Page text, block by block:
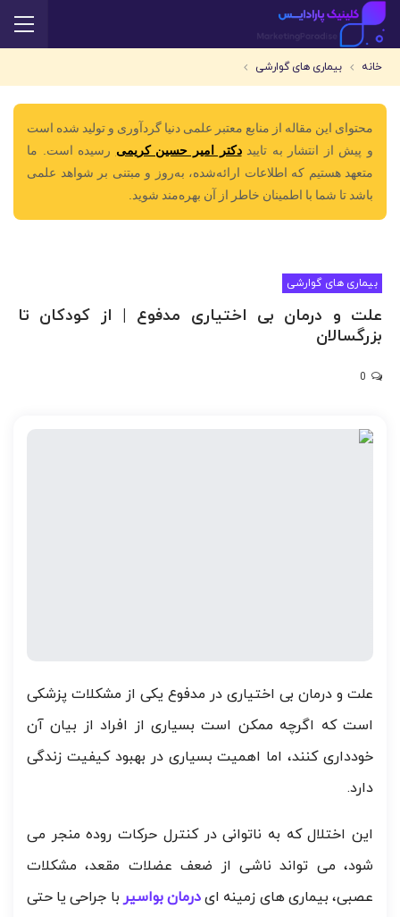
خانه بیماری های گوارشی
محتوای این مقاله از منابع معتبر علمی دنیا گردآوری و تولید شده است
و پیش از انتشار به تاییددکتر امیر حسین کریمی رسیده است. ما
متعهد هستیم که اطلاعات ارائه‌شده، به‌روز و مبتنی بر شواهد علمی
باشد تا شما با اطمینان خاطر از آن بهره‌مند شوید.
بیماری های گوارشی
علت و درمان بی اختیاری مدفوع | از کودکان تا
بزرگسالان
علت و درمان بی اختیاری در مدفوع یکی از مشکلات پزشکی
است که اگرچه ممکن است بسیاری از افراد از بیان آن
خودداری کنند، اما اهمیت بسیاری در بهبود کیفیت زندگی
دارد.
این اختلال که به ناتوانی در کنترل حرکات روده منجر می
شود، می تواند ناشی از ضعف عضلات مقعد، مشکلات
عصبی، بیماری های زمینه ایدرمان بواسیر با جراحی یا حتی